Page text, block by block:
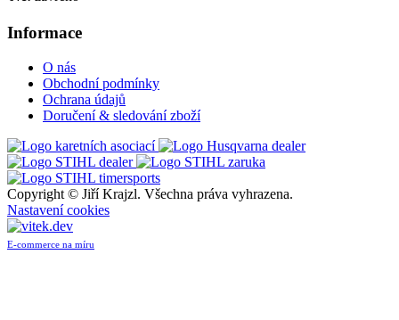
Informace
O nás
Obchodní podmínky
Ochrana údajů
Doručení & sledování zboží
Copyright © Jiří Krajzl. Všechna práva vyhrazena.
Nastavení cookies
E-commerce na míru